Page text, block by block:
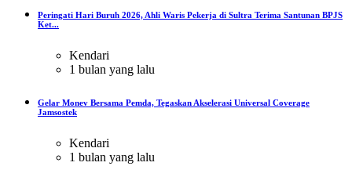
Peringati Hari Buruh 2026, Ahli Waris Pekerja di Sultra Terima Santunan BPJS
Ket...
Kendari
1 bulan yang lalu
Gelar Monev Bersama Pemda, Tegaskan Akselerasi Universal Coverage
Jamsostek
Kendari
1 bulan yang lalu